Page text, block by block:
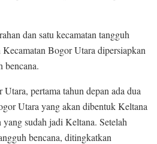
dan satu kecamatan tangguh
Kecamatan Bogor Utara dipersiapkan
bencana.
pertama tahun depan ada dua
Utara yang akan dibentuk Keltana
sudah jadi Keltana. Setelah
bencana, ditingkatkan